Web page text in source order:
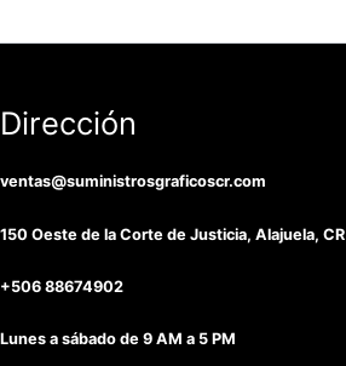
Dirección
ventas@suministrosgraficoscr.com
150 Oeste de la Corte de Justicia, Alajuela, CR
+506 88674902
Lunes a sábado de 9 AM a 5 PM